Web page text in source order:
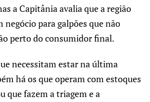
a Capitânia avalia que a região
negócio para galpões que não
perto do consumidor final.
necessitam estar na última
há os que operam com estoques
que fazem a triagem e a